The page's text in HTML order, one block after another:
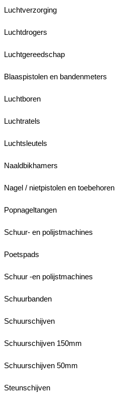
Luchtverzorging
Luchtdrogers
Luchtgereedschap
Blaaspistolen en bandenmeters
Luchtboren
Luchtratels
Luchtsleutels
Naaldbikhamers
Nagel / nietpistolen en toebehoren
Popnageltangen
Schuur- en polijstmachines
Poetspads
Schuur -en polijstmachines
Schuurbanden
Schuurschijven
Schuurschijven 150mm
Schuurschijven 50mm
Steunschijven